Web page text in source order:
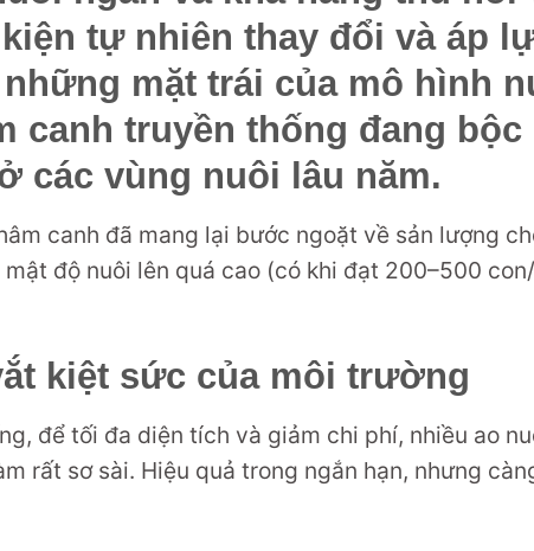
tự nhiên thay đổi và áp
mặt trái của mô hình
canh truyền thống đang bộc
các vùng nuôi lâu năm.
canh đã mang lại bước ngoặt về sản lượng
độ nuôi lên quá cao (có khi đạt 200–500
kiệt sức của môi trường
để tối đa diện tích và giảm chi phí, nhiều ao
rất sơ sài. Hiệu quả trong ngắn hạn, nhưng